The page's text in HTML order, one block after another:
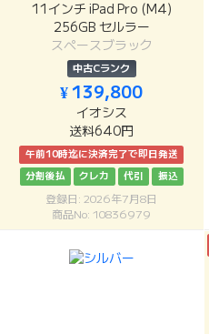
11インチ iPad Pro (M4)
256GB セルラー
スペースブラック
中古Cランク
¥ 139,800
イオシス
送料640円
午前10時迄に決済完了で即日発送
分割後払
クレカ 代引 振込
登録日: 2026年7月8日
商品No: 10836979